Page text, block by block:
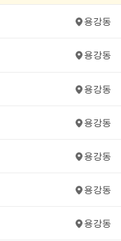
용강동
용강동
용강동
용강동
용강동
용강동
용강동